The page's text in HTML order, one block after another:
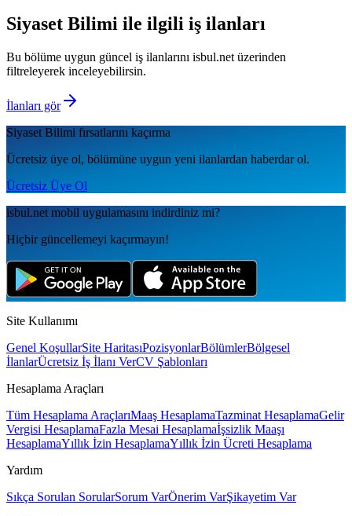
Siyaset Bilimi ile ilgili iş ilanları
Bu bölüme uygun güncel iş ilanlarını isbul.net üzerinden
filtreleyerek inceleyebilirsin.
İlanları gör
Siyaset Bilimi fırsatlarını kaçırma
Ücretsiz üye ol, bölümüne uygun yeni ilanlardan haberdar ol.
Ücretsiz Üye Ol
isbul.net mobil uygulamаsını indirdiniz mi?
Hiçbir güncellemeyi kaçırmayın!
Site Kullanımı
Genel KoşullarSite HaritasıPozisyonlarBölümlerBölgesel
İlanlarÜcretsiz İş İlanı VerCV Şablonları
Hesaplama Araçları
Tüm Hesaplama AraçlarıMaaş HesaplamaTazminat HesaplamaGelir
Vergisi HesaplamaFazla Mesai Hesaplamaİşsizlik Maaşı
HesaplamaYıllık İzin HesaplamaYıllık İzin Ücreti Hesaplama
Yardım
Sıkça Sorulan SorularSorum VarÖnerim VarŞikayetim Var